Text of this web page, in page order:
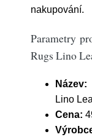
nakupování.
Parametry
Rugs Lino
Název:
Lino
Cena: